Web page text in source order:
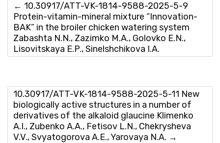
← 10.30917/ATT-VK-1814-9588-2025-5-9
Protein-vitamin-mineral mixture “Innovation-
BAK” in the broiler chicken watering system
Zabashta N.N., Zazimko M.A., Golovko E.N.,
Lisovitskaya E.P., Sinelshchikova I.A.
10.30917/ATT-VK-1814-9588-2025-5-11 New
biologically active structures in a number of
derivatives of the alkaloid glaucine Klimenko
A.I., Zubenko A.A., Fetisov L.N., Chekrysheva
V.V., Svyatogorova A.E., Yarovaya N.A. →